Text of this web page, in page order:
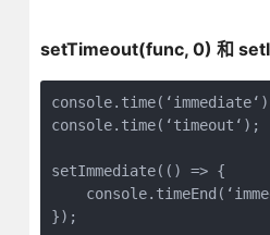
setTimeout(func, 0) 和
console.time(‘timeout‘);
setImmediate(() => {
});